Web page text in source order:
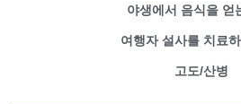
야생에서 음식을 얻
여행자 설사를 치료
고도/산병